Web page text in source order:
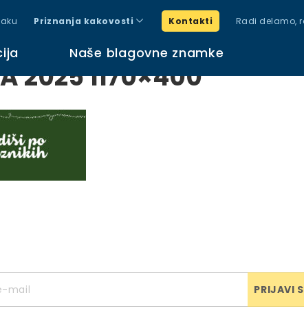
Priznanja kakovosti Kontakti Radi delamo,
Naše blagovne znamke
2025 1170×400
PRIJAVI